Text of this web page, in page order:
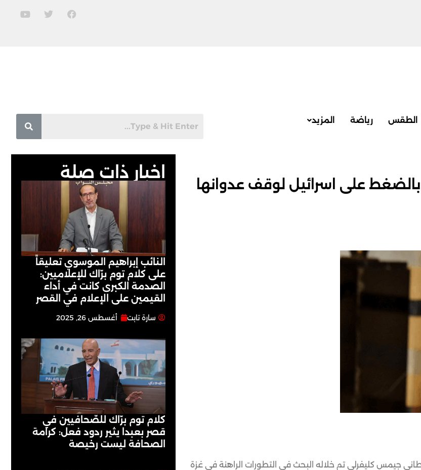
الطقس رياضة المزيد
اخبار ذات صلة
النائب إبراهيم الموسوي تعليقاً
على كلام توم برّاك للإعلاميين:
الصدمة الكبرى كانت في أداء
القيمين على ‏الإعلام في القصر
سارة تابت أغسطس 26, 2025
كلام توم برّاك للصّحافيين في
قصر بعبدا يثير ردود فعل: كرامة
الصحافة ليست رخيصة
على اسرائيل لوقف عدوانها
جيمس كليفرلي تم خلاله البحث في التطورات الراهنة في غزة